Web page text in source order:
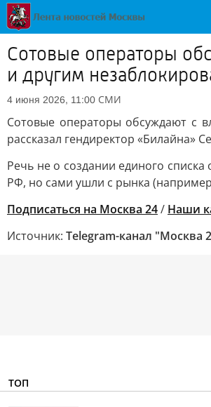
Сотовые операторы
и другим
4 июня 2026, 11:00 СМИ
Сотовые операторы обсуждают с
рассказал гендиректор «Билайна»
Речь не о создании единого
РФ, но сами ушли с рынка
Подписаться на Москва 24/ Наши
Источник: Telegram-канал "Москва
ТОП